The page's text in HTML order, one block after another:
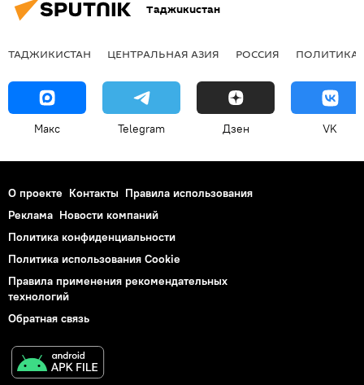
Таджикистан
ТАДЖИКИСТАН ЦЕНТРАЛЬНАЯ АЗИЯ РОССИЯ ПОЛИТИКА
Макс Telegram Дзен VK
О проекте Контакты Правила использования
Реклама Новости компаний
Политика конфиденциальности
Политика использования Cookie
Правила применения рекомендательных
технологий
Обратная связь